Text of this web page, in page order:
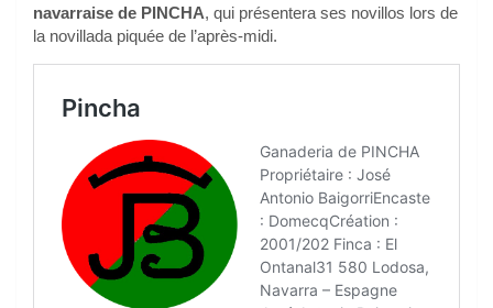
navarraise de PINCHA, qui présentera ses novillos lors de
la novillada piquée de l’après-midi.